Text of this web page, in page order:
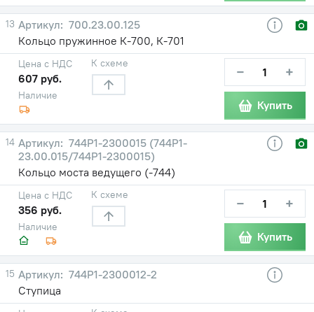
13
700.23.00.125
Кольцо пружинное К-700, К-701
Наличие
Цена с НДС
607 руб.
К схеме − +
Купить
14
744Р1-2300015 (744Р1-
23.00.015/744Р1-2300015)
Кольцо моста ведущего (-744)
Наличие
Цена с НДС
356 руб.
К схеме − +
Купить
15
744Р1-2300012-2
Ступица